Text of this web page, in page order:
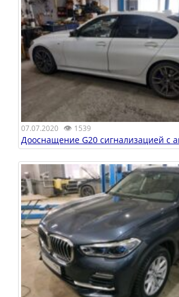
07.07.2020 👁 1539
Дооснащение G20 сигнализацией с